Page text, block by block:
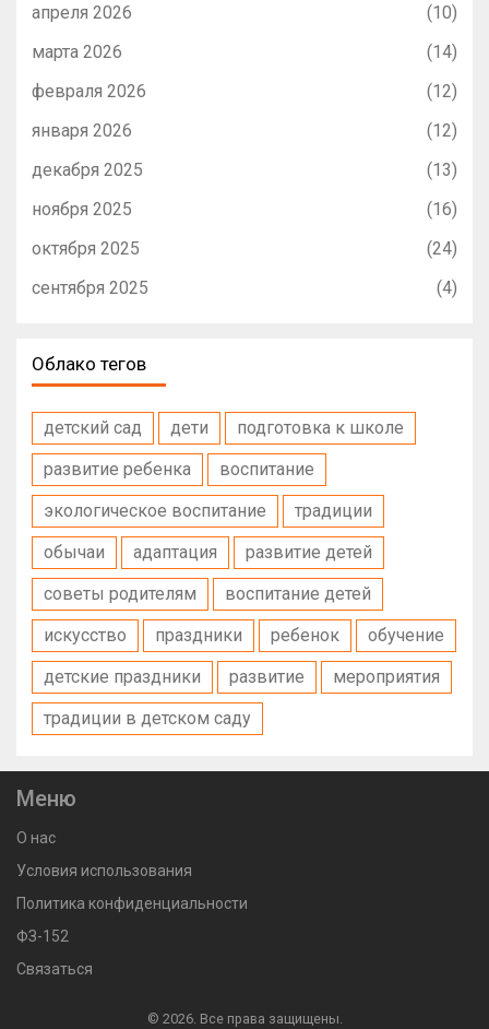
апреля 2026
(10)
марта 2026
(14)
февраля 2026
(12)
января 2026
(12)
декабря 2025
(13)
ноября 2025
(16)
октября 2025
(24)
сентября 2025
(4)
Облако тегов
детский сад дети
подготовка к школе
развитие ребенка
воспитание
экологическое воспитание
традиции
обычаи
адаптация
развитие детей
советы родителям
воспитание детей
искусство
праздники ребенок
обучение
детские праздники
развитие
мероприятия
традиции в детском саду
Меню
О нас
Условия использования
Политика конфиденциальности
ФЗ-152
Связаться
© 2026. Все права защищены.